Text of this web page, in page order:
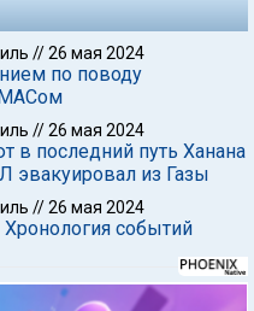
//26 мая 2024
по поводу
//26 мая 2024
в последний путь Ханана
эвакуировал из Газы
//26 мая 2024
событий